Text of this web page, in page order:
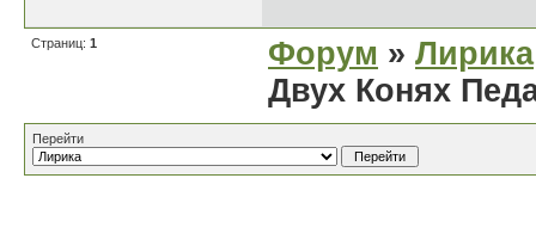
Страниц: 1 Форум » Лирика
Двух Конях
Перейти